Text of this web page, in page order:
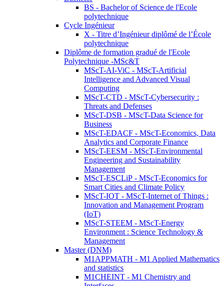
BS - Bachelor of Science de l'Ecole
polytechnique
Cycle Ingénieur
X - Titre d’Ingénieur diplômé de l’École
polytechnique
Diplôme de formation gradué de l'Ecole
Polytechnique -MSc&T
MScT-AI-ViC - MScT-Artificial
Intelligence and Advanced Visual
Computing
MScT-CTD - MScT-Cybersecurity :
Threats and Defenses
MScT-DSB - MScT-Data Science for
Business
MScT-EDACF - MScT-Economics, Data
Analytics and Corporate Finance
MScT-EESM - MScT-Environmental
Engineering and Sustainability
Management
MScT-ESCLiP - MScT-Economics for
Smart Cities and Climate Policy
MScT-IOT - MScT-Internet of Things :
Innovation and Management Program
(IoT)
MScT-STEEM - MScT-Energy
Environment : Science Technology &
Management
Master (DNM)
M1APPMATH - M1 Applied Mathematics
and statistics
M1CHEINT - M1 Chemistry and